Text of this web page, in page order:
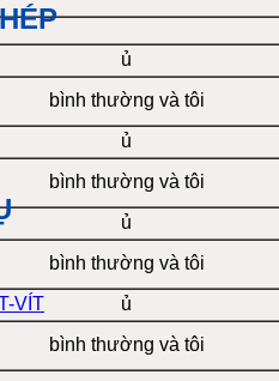
VÍT
ủ
bình thường và tôi
ủ
bình thường và tôi
ủ
bình thường và tôi
ủ
bình thường và tôi